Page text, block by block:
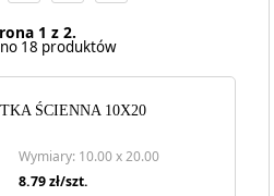
1 z 2.
18 produktów
ŚCIENNA 10X20
Wymiary: 10.00 x 20.00
8.79zł/szt.